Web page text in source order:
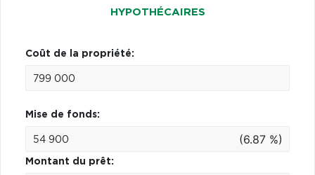
HYPOTHÉCAIRES
Coût de la propriété:
Mise de fonds:
(6.87 %)
Montant du prêt: